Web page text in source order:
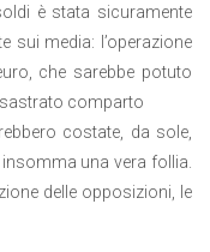
è stata sicuramente
sui media: l’operazione
che sarebbe potuto
comparto
costate, da sole,
una vera follia.
delle opposizioni, le